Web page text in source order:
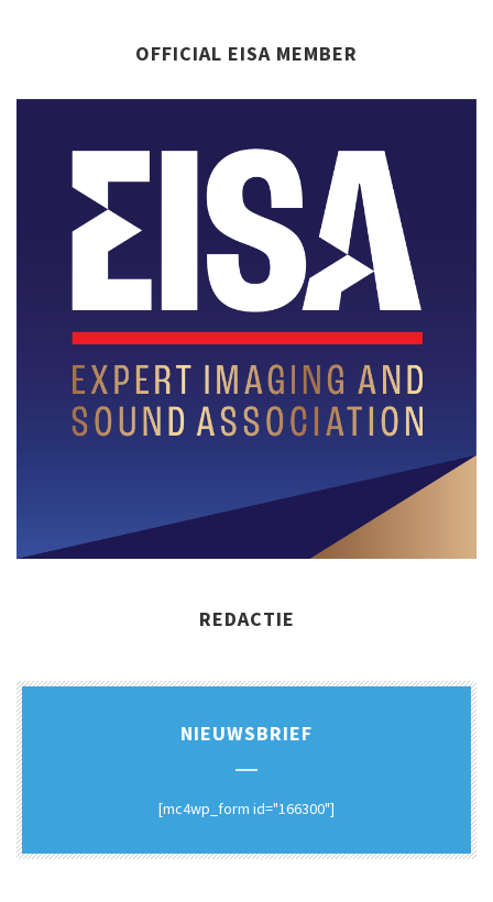
OFFICIAL EISA MEMBER
REDACTIE
NIEUWSBRIEF
[mc4wp_form id="166300"]